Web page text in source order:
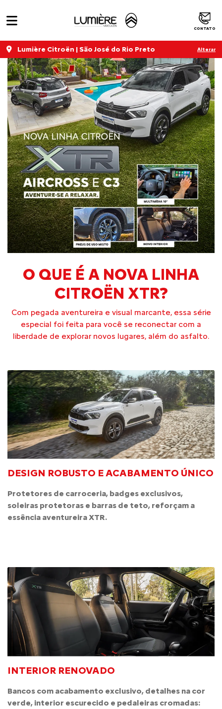
Home
O QUE É A NOVA LINHA
CITROËN XTR?
Com pegada aventureira e visual marcante, essa série
especial foi feita para você se reconectar com a
liberdade de explorar novos lugares, além do asfalto.
DESIGN ROBUSTO E ACABAMENTO ÚNICO
Protetores de carroceria, badges exclusivos,
soleiras protetoras e barras de teto, reforçam a
essência aventureira XTR.
INTERIOR RENOVADO
Bancos com acabamento exclusivo, detalhes na cor
verde, interior escurecido e pedaleiras cromadas:
CONTATO
Lumière Citroën | São José do Rio Preto Alterar